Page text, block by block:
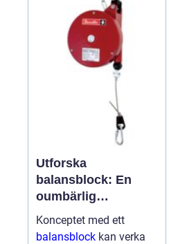
tydlig paus från
vardagens tempo, utan
att ge avkall p&ari...
Utforska
balansblock: En
oumbärlig
komponent i
industrin
Konceptet med ett
balansblock kan verka